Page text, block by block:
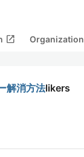
open_in_new Organization
解消方法likers